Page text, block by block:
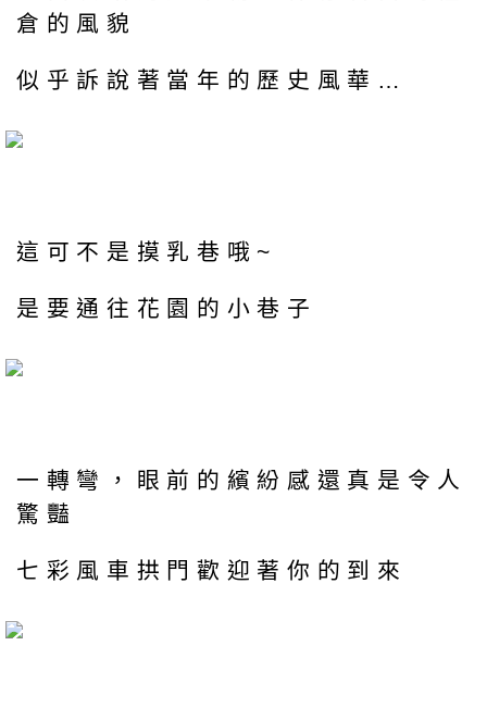
倉的風貌
似乎訴說著當年的歷史風華…
這可不是摸乳巷哦~
是要通往花園的小巷子
一轉彎，眼前的繽紛感還真是令人
驚豔
七彩風車拱門歡迎著你的到來